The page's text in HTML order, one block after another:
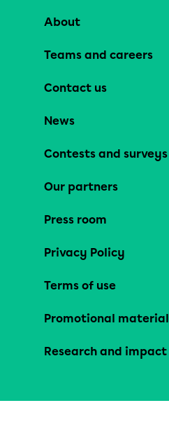
About
Teams and careers
Contact us
News
Contests and surveys
Our partners
Press room
Privacy Policy
Terms of use
Promotional material
Research and impact